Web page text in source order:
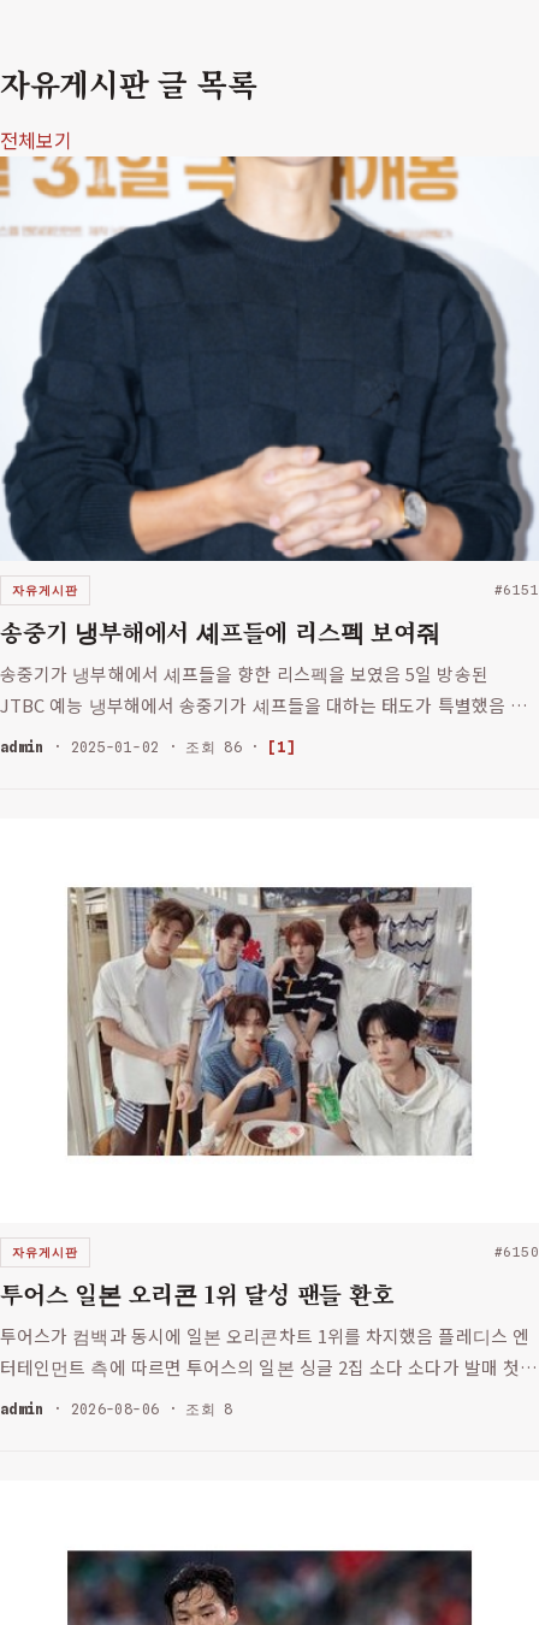
자유게시판 글 목록
전체보기
자유게시판 #6151
송중기 냉부해에서 셰프들에 리스펙 보여줘
송중기가 냉부해에서 셰프들을 향한 리스펙을 보였음 5일 방송된
JTBC 예능 냉부해에서 송중기가 셰프들을 대하는 태도가 특별했음 그
런데 송중기는 셰프들의 요리 실력에 대해 정말 존경하는 듯함 셰프들
admin · 2025-01-02 · 조회 86 · [1]
자유게시판 #6150
투어스 일본 오리콘 1위 달성 팬들 환호
투어스가 컴백과 동시에 일본 오리콘차트 1위를 차지했음 플레디스 엔
터테인먼트 측에 따르면 투어스의 일본 싱글 2집 소다 소다가 발매 첫
날 16만 장 넘게 팔렸다고 함 8월 3일자 오리콘 차트에서 1위를 기록
admin · 2026-08-06 · 조회 8